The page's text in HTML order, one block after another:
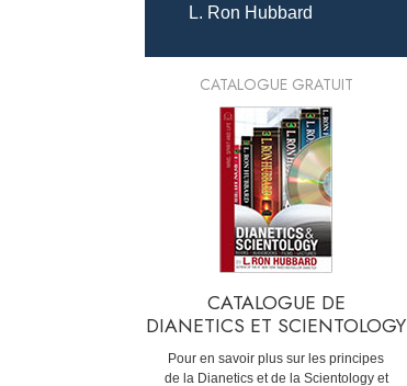
L. Ron Hubbard
CATALOGUE GRATUIT
CATALOGUE DE
DIANETICS ET SCIENTOLOGY
Pour en savoir plus sur les principes
de la Dianetics et de la Scientology et